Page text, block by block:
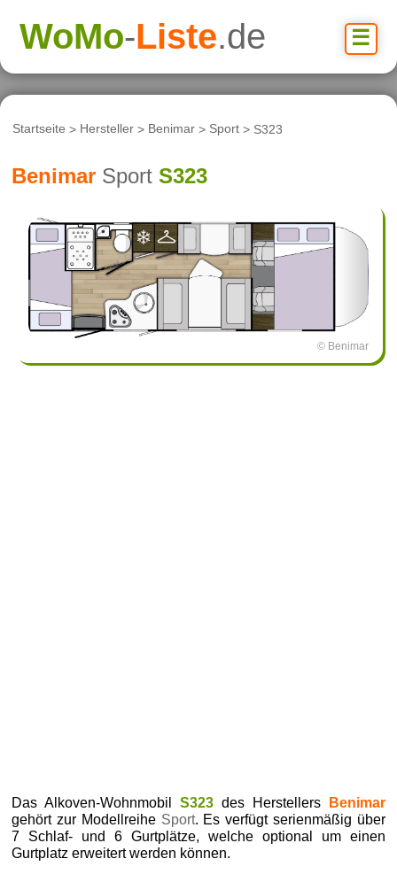
☰
WoMo-Liste.de
Startseite > Hersteller > Benimar > Sport > S323
Benimar Sport S323
© Benimar
Das Alkoven-Wohnmobil S323des Herstellers
Benimar
gehört zur Modellreihe Sport. Es verfügt serienmäßig über
7 Schlaf- und 6 Gurtplätze, welche optional um einen
Gurtplatz erweitert werden können.